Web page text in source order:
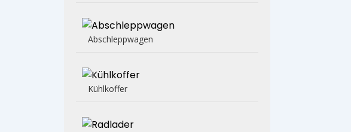
Abschleppwagen
Kühlkoffer